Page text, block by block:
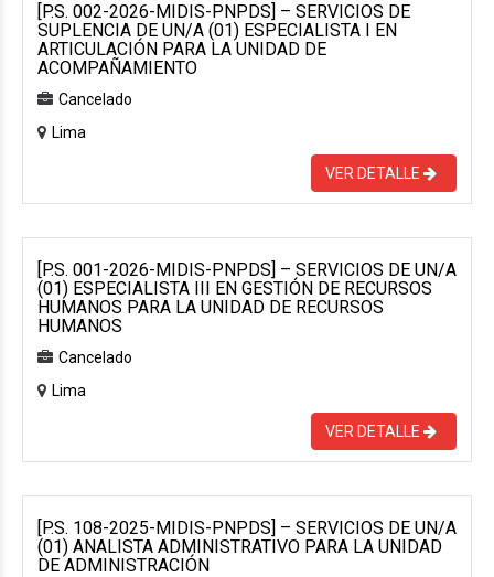
[P.S. 002-2026-MIDIS-PNPDS] – SERVICIOS DE
SUPLENCIA DE UN/A (01) ESPECIALISTA I EN
ARTICULACIÓN PARA LA UNIDAD DE
ACOMPAÑAMIENTO
Cancelado
Lima
VER DETALLE
[P.S. 001-2026-MIDIS-PNPDS] – SERVICIOS DE UN/A
(01) ESPECIALISTA III EN GESTIÓN DE RECURSOS
HUMANOS PARA LA UNIDAD DE RECURSOS
HUMANOS
Cancelado
Lima
VER DETALLE
[P.S. 108-2025-MIDIS-PNPDS] – SERVICIOS DE UN/A
(01) ANALISTA ADMINISTRATIVO PARA LA UNIDAD
DE ADMINISTRACIÓN